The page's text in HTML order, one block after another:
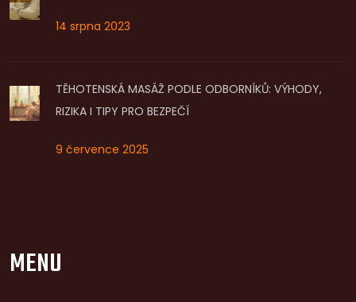
14 srpna 2023
TĚHOTENSKÁ MASÁŽ PODLE ODBORNÍKŮ: VÝHODY,
RIZIKA I TIPY PRO BEZPEČÍ
9 července 2025
MENU